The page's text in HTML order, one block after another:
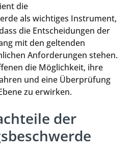
die
als wichtiges Instrument,
die Entscheidungen der
mit den geltenden
Anforderungen stehen.
die Möglichkeit, ihre
und eine Überprüfung
zu erwirken.
der